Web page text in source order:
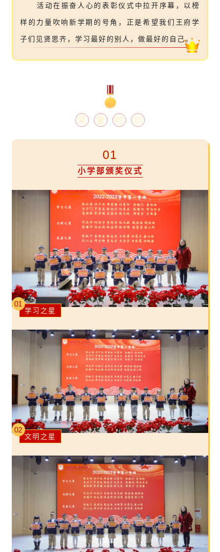
活动在振奋人心的表彰仪式中拉开序幕，以榜
样的力量吹响新学期的号角，正是希望我们王府学
子们见贤思齐，学习最好的别人，做最好的自己。
荣 誉 时 刻
01
小学部颁奖仪式
01
学习之星
02
文明之星